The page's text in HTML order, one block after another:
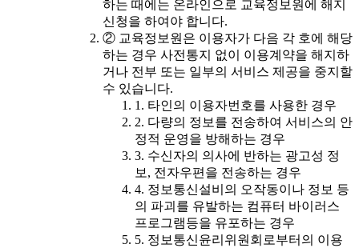
하는 때에는 온라인으로 교육정보원에 해지
신청을 하여야 합니다.
② 교육정보원은 이용자가 다음 각 호에 해당
하는 경우 사전통지 없이 이용계약을 해지하
거나 전부 또는 일부의 서비스 제공을 중지할
수 있습니다.
1. 타인의 이용자번호를 사용한 경우
2. 다량의 정보를 전송하여 서비스의 안
정적 운영을 방해하는 경우
3. 수신자의 의사에 반하는 광고성 정
보, 전자우편을 전송하는 경우
4. 정보통신설비의 오작동이나 정보 등
의 파괴를 유발하는 컴퓨터 바이러스
프로그램등을 유포하는 경우
5. 정보통신윤리위원회로부터의 이용